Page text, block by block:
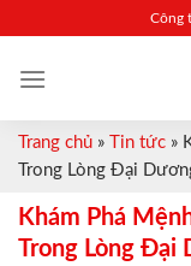
content
Công
Trang chủ » Tin tức »
Trong Lòng Đại
Khám Phá
Trong Lòng